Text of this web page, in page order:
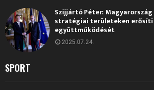
Szijjártó Péter: Magyarország
stratégiai területeken erősíti
együttműködését
2025.07.24.
SPORT